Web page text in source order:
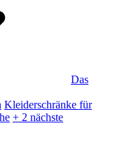
Das
Kleiderschränke für
+ 2 nächste